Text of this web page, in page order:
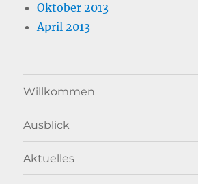
Oktober 2013
April 2013
Willkommen
Ausblick
Aktuelles